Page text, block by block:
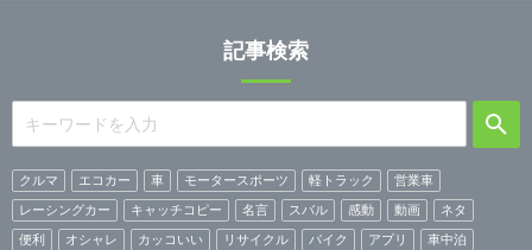
記事検索
クルマ エコカー 車 モータースポーツ 軽トラック
営業車
レーシングカー
キャッチコピー 名言 スバル 感動 動画
ネタ
便利
オシャレ カッコいい リサイクル バイク アプリ
車中泊